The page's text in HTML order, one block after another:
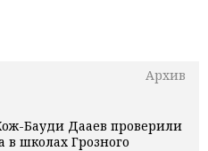
Архив
Бауди Дааев проверили
в школах Грозного